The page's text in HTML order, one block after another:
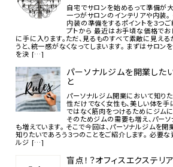
自宅でサロンを始めるって準備が
一つがサロンのインテリアや内装
内装の準備をするポイントを３つご
プトから 最近はお手頃な価格でお
に手に入ります。ただ、見るものすべて素敵に見え
うと、統一感がなくなってしまいます。 まずはサロン
を決 […]
パーソナルジムを開業した
と
パーソナルジム開業において知り
性だけでなく女性も、美しい体を手
ではなく筋肉をつけるためにジム
そのためジムの需要も増え、パー
も増えています。 そこで今回は、パーソナルジムを
知りたいであろう３つのことをご紹介します。 必要
ルジ […]
盲点！？オフィスエクステリ